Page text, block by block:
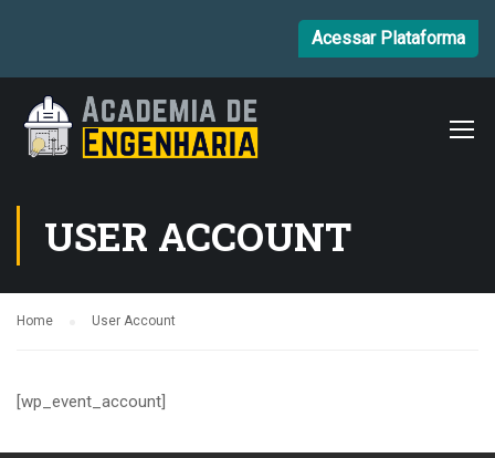
Acessar Plataforma
USER ACCOUNT
Home User Account
[wp_event_account]